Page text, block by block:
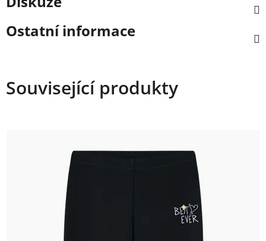
Ostatní informace
Související produkty